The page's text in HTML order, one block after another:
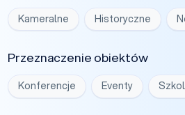
Kameralne Historyczne
Przeznaczenie obiektów
Konferencje Eventy